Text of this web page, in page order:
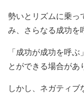
勢いとリズムに乗っ
み、さらなる成功を
「成功が成功を呼
とができる場合があ
しかし、ネガティブ